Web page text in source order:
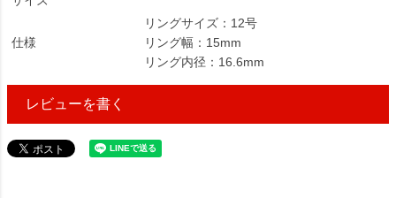
仕様
リングサイズ：12号
リング幅：15mm
リング内径：16.6mm
レビューを書く